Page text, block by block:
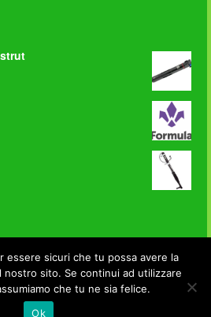
Privacy e Condizioni di Vendita
Catelan Renato | P.I. 03814770248
essere sicuri che tu possa avere la
nostro sito. Se continui ad utilizzare
che tu ne sia felice.
Ok